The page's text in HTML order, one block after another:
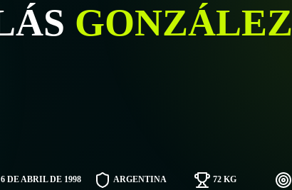
GONZÁLEZ
6 DE ABRIL DE 1998 ARGENTINA 72 KG